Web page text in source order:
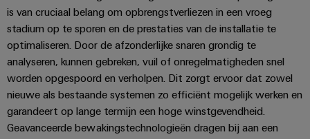
Windenergie
Operationele
excellentie
in
windenergie
Waterstof
Waterstof
als
Service
Gemodificeerde
en
geassembleerde
behuizingen
Op-
is van cruciaal belang om opbrengstverliezen in een vroeg
stadium op te sporen en de prestaties van de installatie te
optimaliseren. Door de afzonderlijke snaren grondig te
analyseren, kunnen gebreken, vuil of onregelmatigheden snel
worden opgespoord en verholpen. Dit zorgt ervoor dat zowel
nieuwe als bestaande systemen zo efficiënt mogelijk werken en
garandeert op lange termijn een hoge winstgevendheid.
Geavanceerde bewakingstechnologieën dragen bij aan een